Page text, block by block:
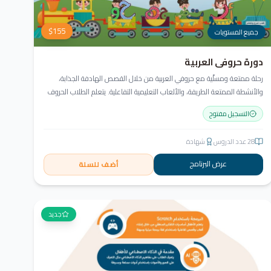
جميع المستويات $155
دورة حروفي العربية
رحلة ممتعة ومسلّية مع حروفي العربية من خلال القصص الهادفة الجذابة،
والأنشطة الممتعة الطريفة، والألعاب التعليمية التفاعلية. يتعلم الطلاب الحروف
وأشكالها، التعرف على نمط الكتابة من اليمين إلى اليسار، قراءة كلمات ثلاثية
مع الفتحة، وإثراء الحصيلة اللغوية.
التسجيل مفتوح
28عدد الدروس شهادة
عرض البرنامج أضف للسلة
جديد